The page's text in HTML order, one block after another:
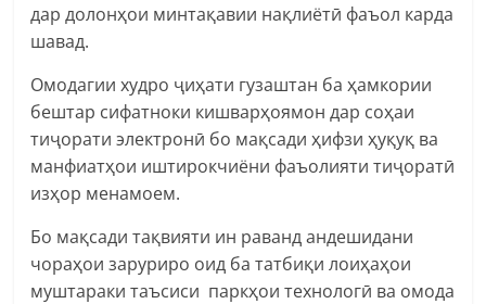
дар долонҳои минтақавии нақлиётӣ фаъол карда
шавад.
Омодагии худро ҷиҳати гузаштан ба ҳамкории
бештар сифатноки кишварҳоямон дар соҳаи
тиҷорати электронӣ бо мақсади ҳифзи ҳуқуқ ва
манфиатҳои иштирокчиёни фаъолияти тиҷоратӣ
изҳор менамоем.
Бо мақсади тақвияти ин раванд андешидани
чораҳои заруриро оид ба татбиқи лоиҳаҳои
муштараки таъсиси паркҳои технологӣ ва омода